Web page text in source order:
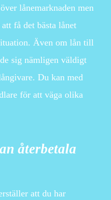
lånemarknaden men
få det bästa lånet
Även om lån till
sig nämligen väldigt
Du kan med
för att väga olika
återbetala
att du har